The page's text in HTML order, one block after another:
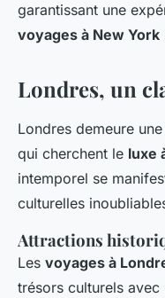
garantissant une
voyages à New York
Londres, un
Londres demeure
qui cherchent le luxe
intemporel se
culturelles
Attractions
Les voyages à
trésors culturels avec